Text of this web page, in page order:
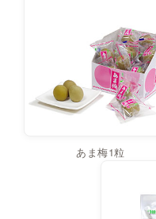
あま梅1粒